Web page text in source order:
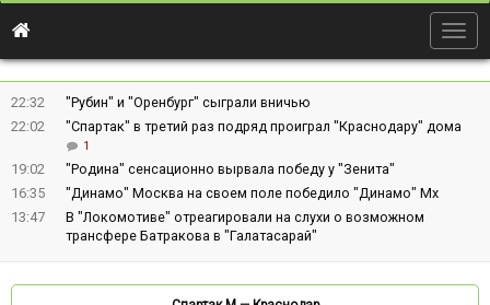
22:32
"Рубин" и "Оренбург" сыграли вничью
22:02
"Спартак" в третий раз подряд проиграл "Краснодару" дома
1
19:02
"Родина" сенсационно вырвала победу у "Зенита"
16:35
"Динамо" Москва на своем поле победило "Динамо" Мх
13:47
В "Локомотиве" отреагировали на слухи о возможном
трансфере Батракова в "Галатасарай"